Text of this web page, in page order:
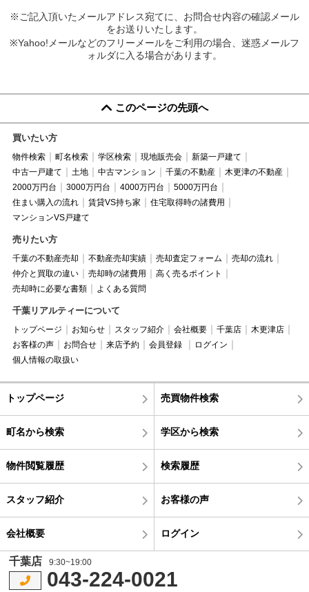
※ご記入頂いたメールアドレス宛てに、お問合せ内容の確認メール
をお送りいたします。
※Yahoo!メールなどのフリーメールをご利用の場合、迷惑メールフ
ォルダに入る場合があります。
このページの先頭へ
買いたい方
物件検索 町名検索 学区検索 現地販売会
新築一戸建て
中古一戸建て
土地 中古マンション 千葉の不動産
木更津の不動産
2000万円台
3000万円台 4000万円台
5000万円台
住まい購入の流れ
賃貸VS持ち家
住宅取得時の諸費用
マンションVS戸建て
売りたい方
千葉の不動産売却 不動産売却実績 売却査定フォーム
売却の流れ
仲介と買取の違い
売却時の諸費用
高く売るポイント
売却時に必要な書類
よくある質問
千葉リアルティーについて
トップページ お知らせ スタッフ紹介 会社概要 千葉店
木更津店
お客様の声
お問合せ 来店予約 会員登録
ログイン
個人情報の取扱い
トップページ 売買物件検索
町名から検索 学区から検索
物件閲覧履歴 検索履歴
スタッフ紹介 お客様の声
会社概要 ログイン
千葉店 9:30~19:00
043-224-0021